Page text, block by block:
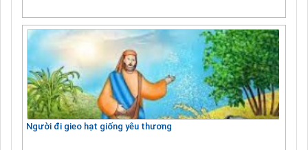
Người đi gieo hạt giống yêu thương